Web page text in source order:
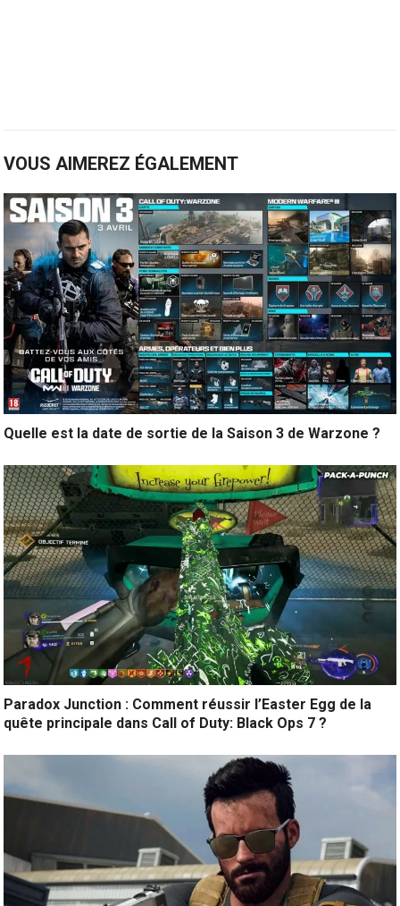
VOUS AIMEREZ ÉGALEMENT
Quelle est la date de sortie de la Saison 3 de Warzone ?
Paradox Junction : Comment réussir l’Easter Egg de la
quête principale dans Call of Duty: Black Ops 7 ?